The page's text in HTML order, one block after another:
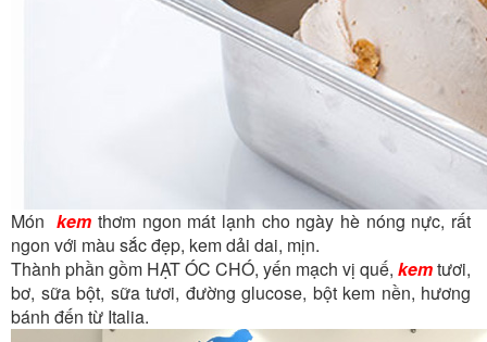
Mónkem thơm ngon mát lạnh cho ngày hè nóng nực, rất
ngon với màu sắc đẹp, kem dải dai, mịn.
Thành phần gồm HẠT ÓC CHÓ, yến mạch vị quế, kemtươi,
bơ, sữa bột, sữa tươi, đường glucose, bột kem nền, hương
bánh đến từ Italia.